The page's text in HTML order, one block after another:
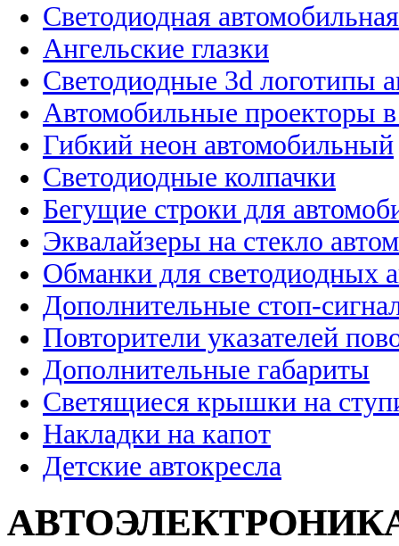
Светодиодная
Ангельские глазки
Светодиодные 3d логотипы
Автомобильные проекторы
Гибкий неон автомобильный
Светодиодные колпачки
Бегущие строки для
Эквалайзеры на стекло
Обманки для светодиодных
Дополнительные стоп-
Повторители указателей
Дополнительные габариты
Светящиеся крышки на
Накладки на капот
Детские автокресла